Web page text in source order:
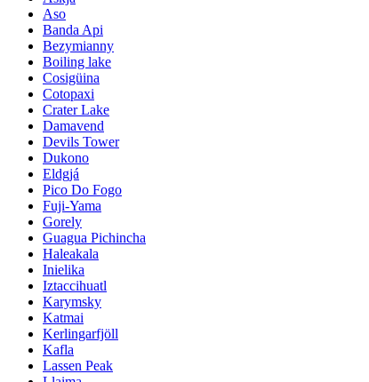
Aso
Banda Api
Bezymianny
Boiling lake
Cosigüina
Cotopaxi
Crater Lake
Damavend
Devils Tower
Dukono
Eldgjá
Pico Do Fogo
Fuji-Yama
Gorely
Guagua Pichincha
Haleakala
Inielika
Iztaccihuatl
Karymsky
Katmai
Kerlingarfjöll
Kafla
Lassen Peak